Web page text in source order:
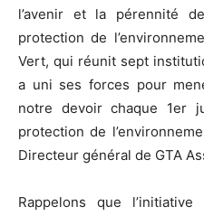
l’avenir et la pérennité
protection de
Vert, qui réunit sept
a uni ses forces pour
notre devoir chaque 1er
protection de
Directeur général de GTA
Rappelons que l’initiative